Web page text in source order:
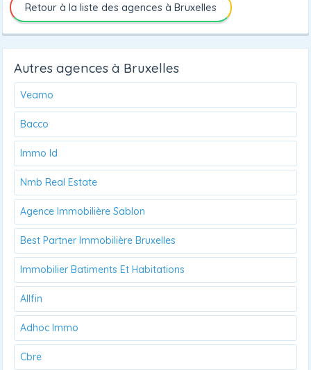
Retour à la liste des agences à Bruxelles
Autres agences à Bruxelles
Veamo
Bacco
Immo Id
Nmb Real Estate
Agence Immobilière Sablon
Best Partner Immobilière Bruxelles
Immobilier Batiments Et Habitations
Allfin
Adhoc Immo
Cbre